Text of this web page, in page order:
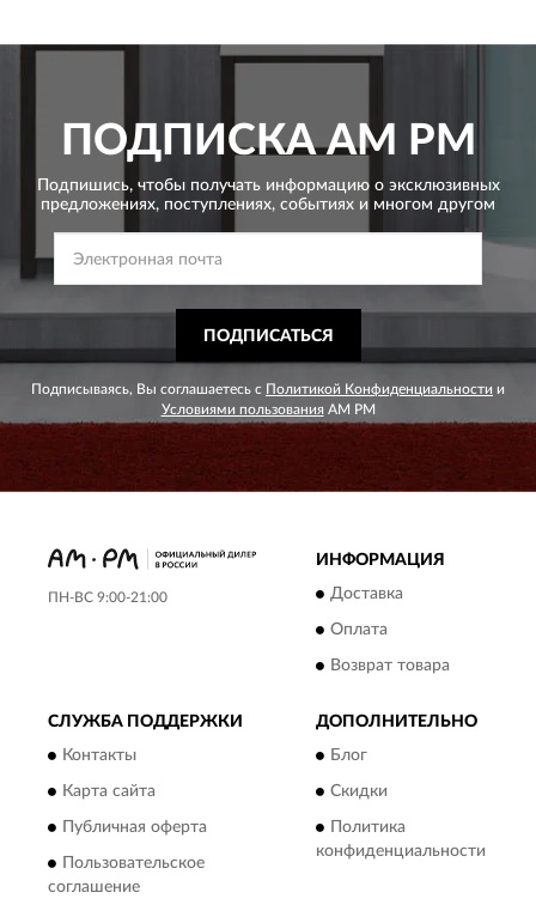
ПОДПИСКАAM PM
Подпишись, чтобы получать информацию о эксклюзивных
предложениях, поступлениях, событиях и многом другом
ПОДПИСАТЬСЯ
Подписываясь, Вы соглашаетесь с Политикой Конфиденциальности и
Условиями пользования AM PM
ПН-ВС 9:00-21:00
ИНФОРМАЦИЯ
Доставка
Оплата
Возврат товара
СЛУЖБА ПОДДЕРЖКИ
Контакты
Карта сайта
Публичная оферта
Пользовательское
соглашение
ДОПОЛНИТЕЛЬНО
Блог
Скидки
Политика
конфиденциальности